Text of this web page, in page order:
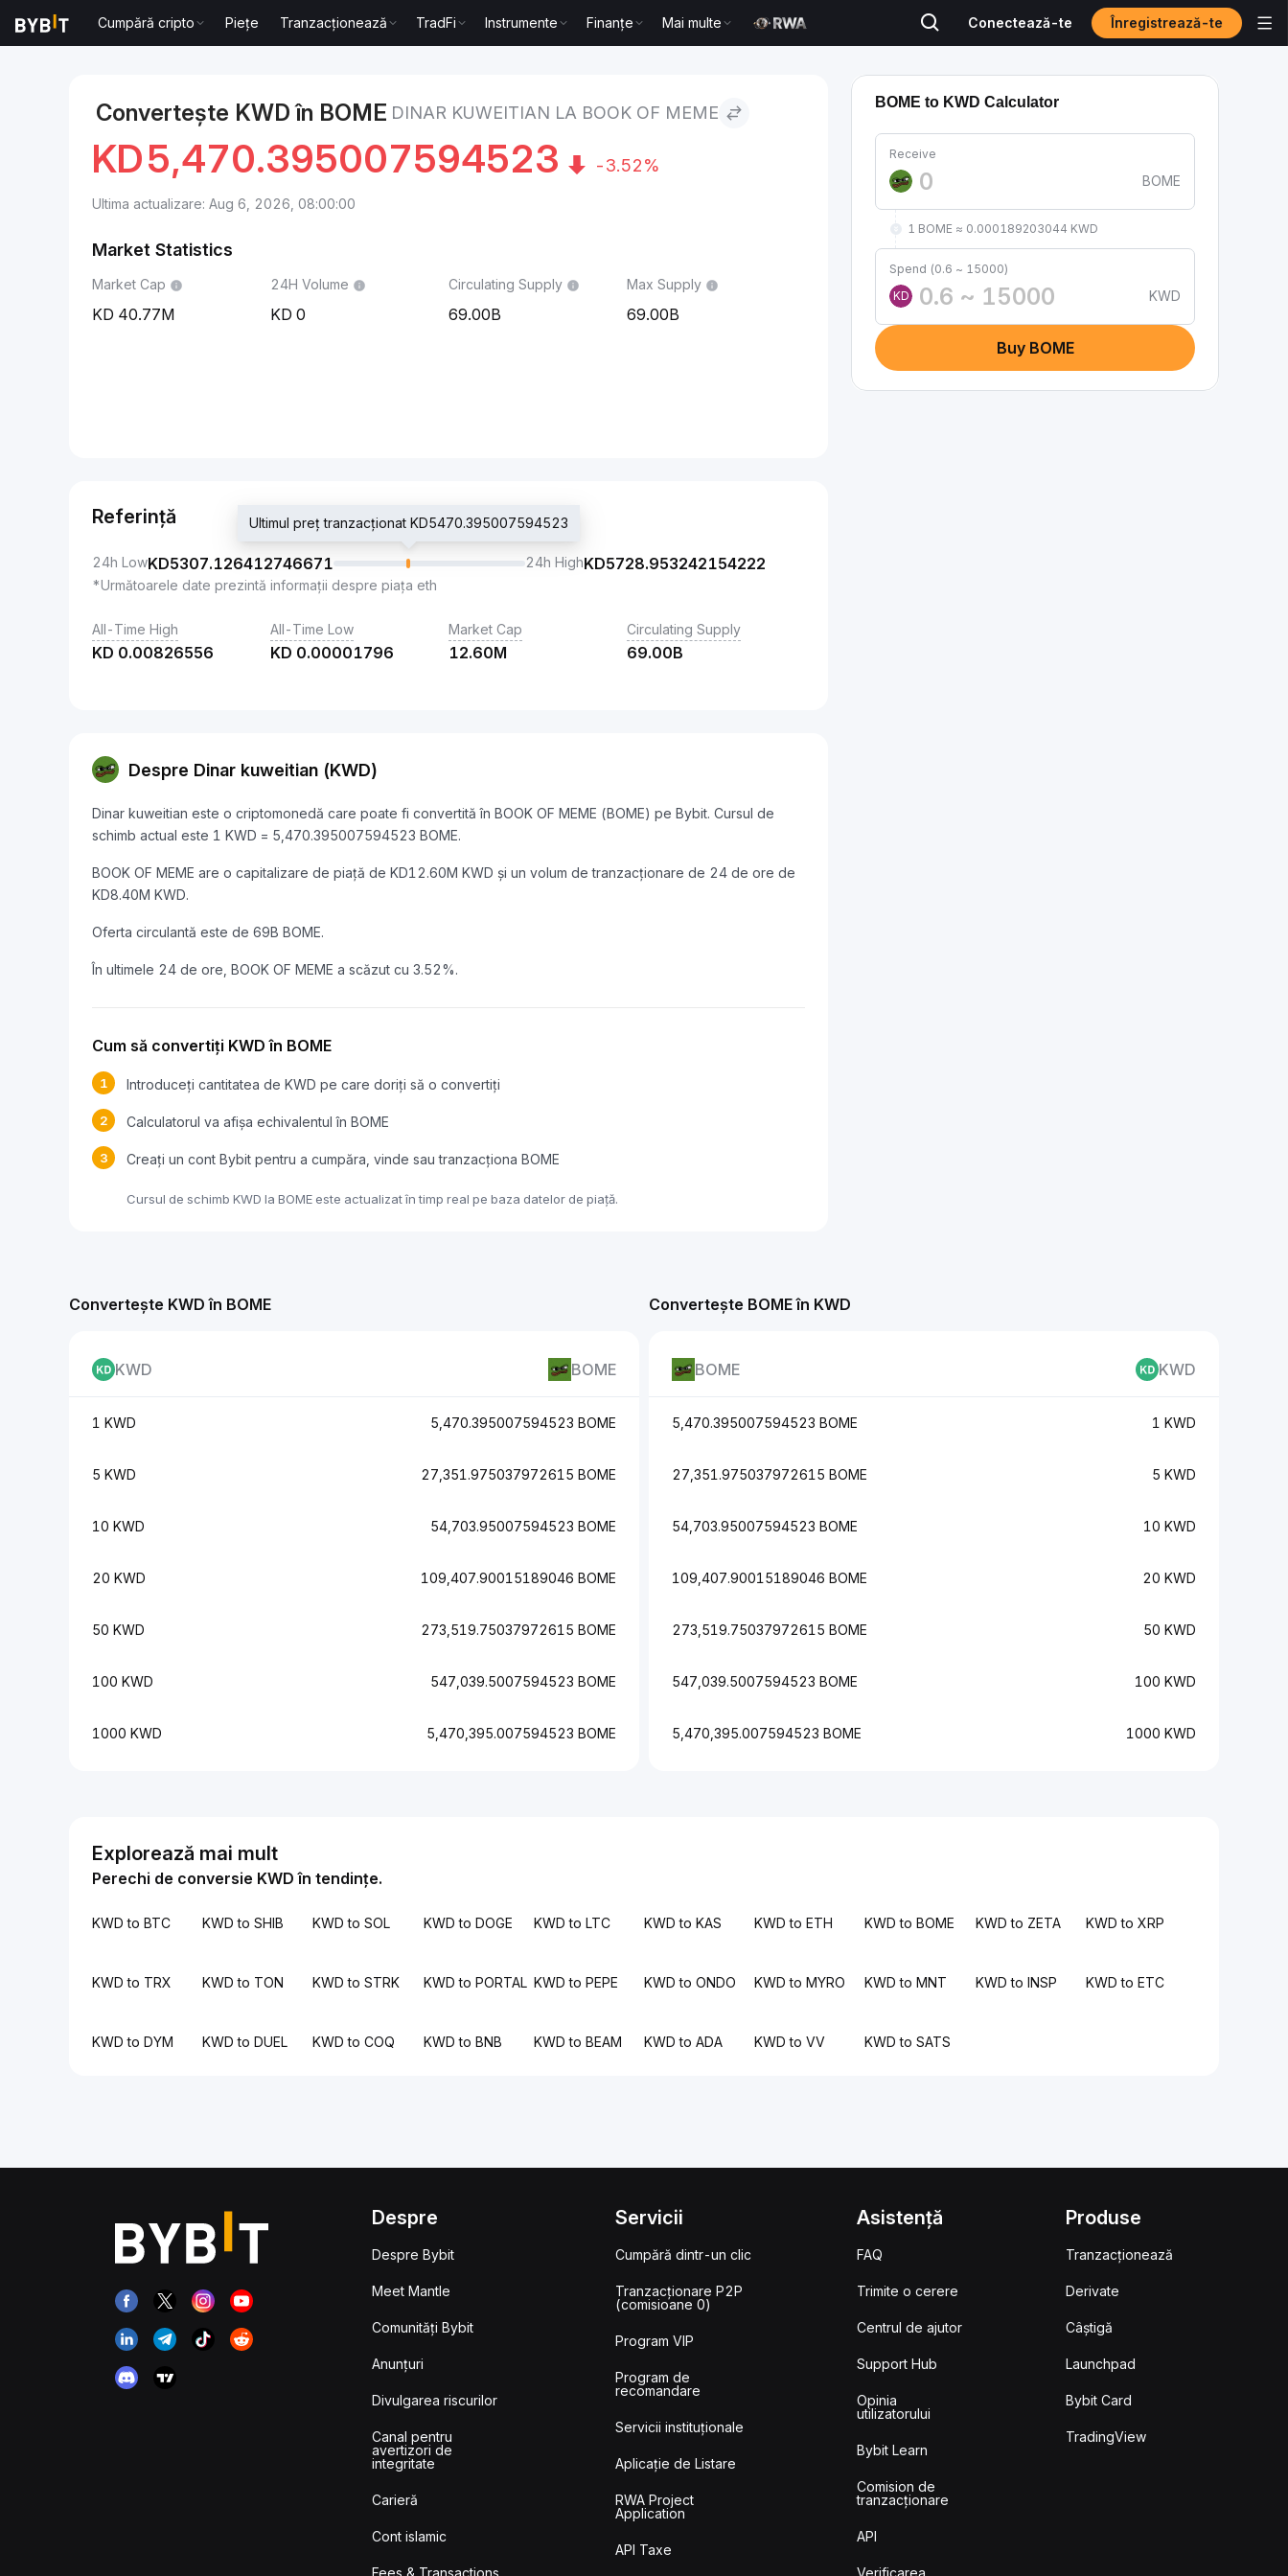
Cumpără cripto Piețe Tranzacționează TradFi Instrumente Finanțe Mai multe Conectează-te Înregistrează-te
Convertește KWD în BOME DINAR KUWEITIAN LA BOOK OF MEME
KD5,470.395007594523 -3.52%
Ultima actualizare: Aug 6, 2026, 08:00:00
Market Statistics
Market Cap
40.77M
24H Volume
0
Circulating Supply
69.00B
Max Supply
69.00B
Referință
24h LowKD5307.126412746671
Ultimul preț tranzacționat KD5470.395007594523
24h HighKD5728.953242154222
*Următoarele date prezintă informații despre piața eth
All-Time High
KD 0.00826556
All-Time Low
KD 0.00001796
Market Cap
12.60M
Circulating Supply
69.00B
Despre Dinar kuweitian (KWD)
Dinar kuweitian este o criptomonedă care poate fi convertită în BOOK OF MEME (BOME) pe Bybit. Cursul de
schimb actual este 1 KWD = 5,470.395007594523 BOME.
BOOK OF MEME are o capitalizare de piață de KD12.60M KWD și un volum de tranzacționare de 24 de ore de
KD8.40M KWD.
Oferta circulantă este de 69B BOME.
În ultimele 24 de ore, BOOK OF MEME a scăzut cu 3.52%.
Cum să convertiți KWD în BOME
1 Introduceți cantitatea de KWD pe care doriți să o convertiți
2 Calculatorul va afișa echivalentul în BOME
3 Creați un cont Bybit pentru a cumpăra, vinde sau tranzacționa BOME
Cursul de schimb KWD la BOME este actualizat în timp real pe baza datelor de piață.
BOME to KWD Calculator
Receive
BOME
1 BOME ≈ 0.000189203044 KWD
Spend (0.6 ~ 15000)
KD
KWD
Buy BOME
Convertește BOME în KWD
BOME KWD
5,470.395007594523 BOME 1 KWD
27,351.975037972615 BOME 5 KWD
54,703.95007594523 BOME 10 KWD
109,407.90015189046 BOME 20 KWD
273,519.75037972615 BOME 50 KWD
547,039.5007594523 BOME 100 KWD
5,470,395.007594523 BOME 1000 KWD
Convertește KWD în BOME
KWD BOME
1 KWD 5,470.395007594523 BOME
5 KWD 27,351.975037972615 BOME
10 KWD 54,703.95007594523 BOME
20 KWD 109,407.90015189046 BOME
50 KWD 273,519.75037972615 BOME
100 KWD 547,039.5007594523 BOME
1000 KWD 5,470,395.007594523 BOME
Explorează mai mult
Perechi de conversie KWD în tendințe.
KWD to BTC KWD to SHIB KWD to SOL KWD to DOGE KWD to LTC KWD to KAS KWD to ETH KWD to BOME KWD to ZETA KWD to XRP
KWD to TRX KWD to TON KWD to STRK KWD to PORTAL KWD to PEPE KWD to ONDO KWD to MYRO KWD to MNT KWD to INSP KWD to ETC
KWD to DYM KWD to DUEL KWD to COQ KWD to BNB KWD to BEAM KWD to ADA KWD to VV KWD to SATS
Despre
Despre Bybit
Meet Mantle
Comunități Bybit
Anunțuri
Divulgarea riscurilor
Canal pentru
avertizori de
integritate
Carieră
Cont islamic
Fees & Transactions
Servicii
Cumpără dintr-un clic
Tranzacționare P2P
(comisioane 0)
Program VIP
Program de
recomandare
Servicii instituționale
Aplicație de Listare
RWA Project
Application
API Taxe
Asistență
FAQ
Trimite o cerere
Centrul de ajutor
Support Hub
Opinia
utilizatorului
Bybit Learn
Comision de
tranzacționare
API
Verificarea
Produse
Tranzacționează
Derivate
Câștigă
Launchpad
Bybit Card
TradingView